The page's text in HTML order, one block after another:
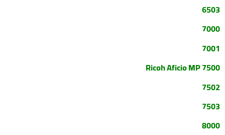
6503
7000
7001
Ricoh Aficio MP 7500
7502
7503
8000